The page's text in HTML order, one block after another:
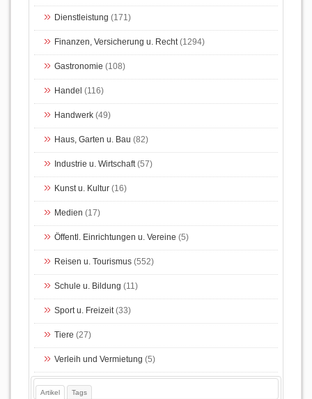
Dienstleistung (171)
Finanzen, Versicherung u. Recht(1294)
Gastronomie (108)
Handel (116)
Handwerk (49)
Haus, Garten u. Bau (82)
Industrie u. Wirtschaft(57)
Kunst u. Kultur (16)
Medien (17)
Öffentl. Einrichtungen u. Vereine (5)
Reisen u. Tourismus (552)
Schule u. Bildung (11)
Sport u. Freizeit(33)
Tiere (27)
Verleih und Vermietung (5)
Artikel Tags